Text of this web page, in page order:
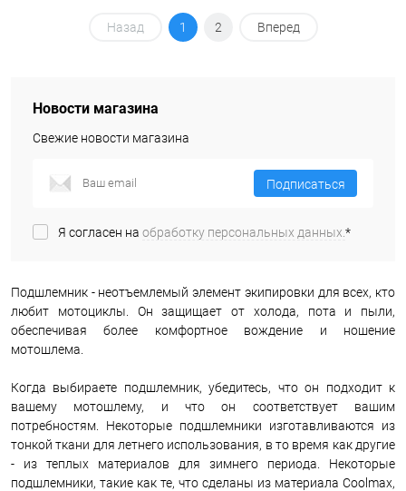
Назад 1 2 Вперед
Новости магазина
Свежие новости магазина
Подписаться
Я согласен на обработку персональных данных.*
Подшлемник - неотъемлемый элемент экипировки для всех, кто
любит мотоциклы. Он защищает от холода, пота и пыли,
обеспечивая более комфортное вождение и ношение
мотошлема.
Когда выбираете подшлемник, убедитесь, что он подходит к
вашему мотошлему, и что он соответствует вашим
потребностям. Некоторые подшлемники изготавливаются из
тонкой ткани для летнего использования, в то время как другие
- из теплых материалов для зимнего периода. Некоторые
подшлемники, такие как те, что сделаны из материала Coolmax,